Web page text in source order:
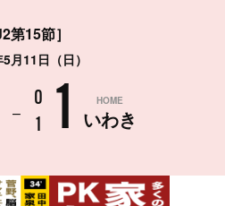
第15節］
月11日（日）
–
0
1
1 HOME
いわき